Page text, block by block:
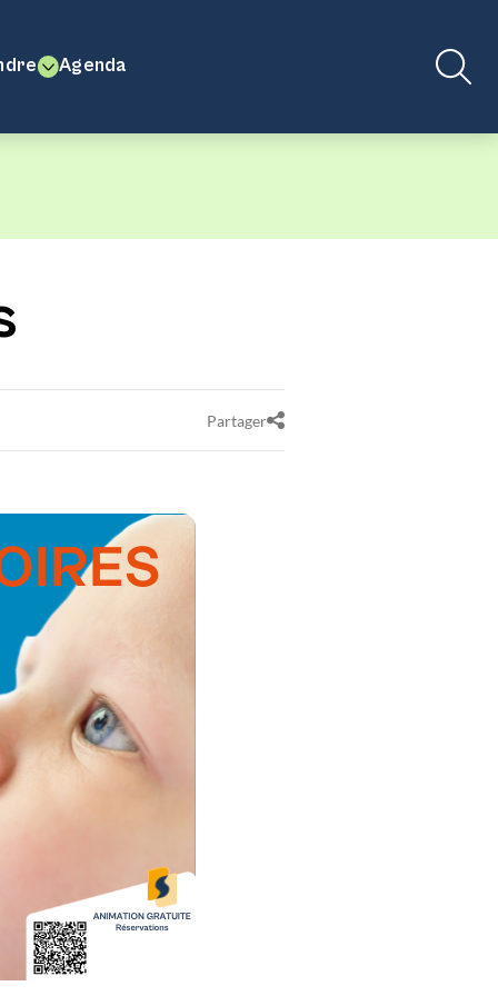
Agenda
Partager